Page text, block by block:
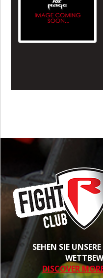
SEHEN SIE
DISCOVER